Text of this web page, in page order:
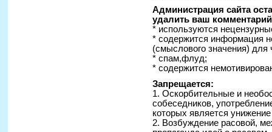
Администрация сайта
удалить ваш
* используются
* содержится информация
(смыслового значения) для
* спам,флуд;
* содержится
Запрещается:
1. Оскорбительные и
собеседников,
которых является
2. Возбуждение расовой,